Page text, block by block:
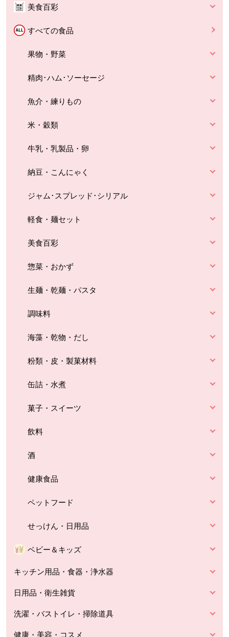
美食百彩
すべての食品
果物・野菜
精肉･ハム･ソーセージ
魚介・練りもの
米・穀類
牛乳・乳製品・卵
納豆・こんにゃく
ジャム･スプレッド･シリアル
軽食・麺セット
美食百彩
惣菜・おかず
生麺・乾麺・パスタ
調味料
海藻・乾物・だし
粉類・皮・製菓材料
缶詰・水煮
菓子・スイーツ
飲料
酒
健康食品
ペットフード
せっけん・日用品
ベビー＆キッズ
キッチン用品・食器・浄水器
日用品・衛生雑貨
洗濯・バストイレ・掃除道具
健康・美容・コスメ